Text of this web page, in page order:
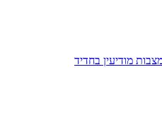
מודיעין בחדיד